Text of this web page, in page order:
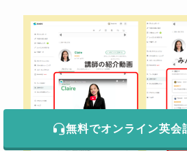
無料でオンライン英会